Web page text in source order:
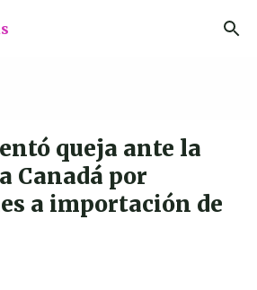
contenido principal
queja ante la
Canadá por
a importación de